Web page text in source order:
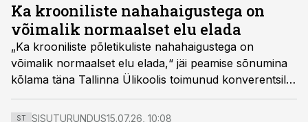
Ka krooniliste nahahaigustega on
võimalik normaalset elu elada
„Ka krooniliste põletikuliste nahahaigustega on
võimalik normaalset elu elada,“ jäi peamise sõnumina
kõlama täna Tallinna Ülikoolis toimunud konverentsil
„Uut atoopilise dermatiidi, akne ja aktiinilise keratoosi
ravis“ esinenud ekspertide sõnavõttudest.
ST SISUTURUNDUS15.07.26, 10:08